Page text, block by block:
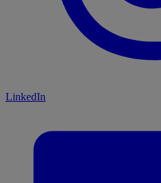
LinkedIn